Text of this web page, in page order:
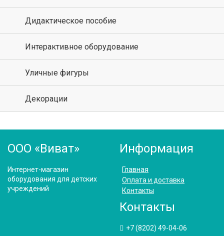
Дидактическое пособие
Интерактивное оборудование
Уличные фигуры
Декорации
ООО «Виват»
Интернет-магазин
оборудования для детских
учреждений
Информация
Главная
Оплата и доставка
Контакты
Контакты
+7 (8202) 49-04-06